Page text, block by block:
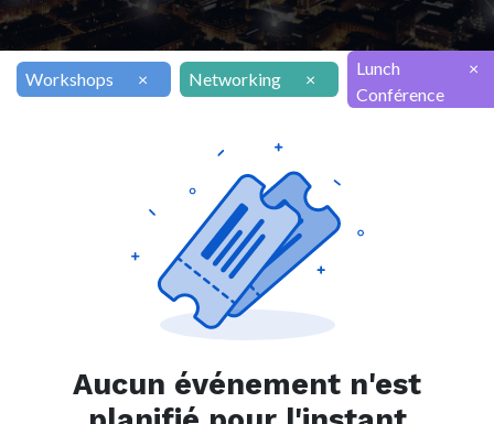
Workshops × Networking ×
Lunch
Conférence
×
Aucun événement n'est